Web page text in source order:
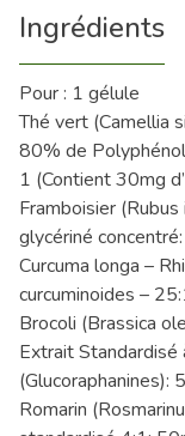
Ingrédients
Pour : 1 gélule
Thé vert (Camellia
80% de
1 (Contient 30mg
Framboisier
glycériné
Curcuma longa –
curcuminoides –
Brocoli (Brassica
Extrait Standardisé
(Glucoraphanines):
Romarin